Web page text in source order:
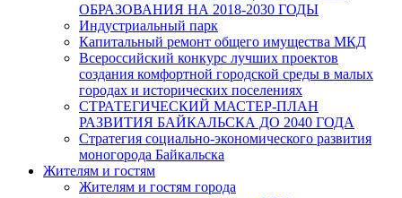
ОБРАЗОВАНИЯ НА 2018-2030 ГОДЫ
Индустриальный парк
Капитальный ремонт общего имущества МКД
Всероссийский конкурс лучших проектов
создания комфортной городской среды в малых
городах и исторических поселениях
СТРАТЕГИЧЕСКИЙ МАСТЕР-ПЛАН
РАЗВИТИЯ БАЙКАЛЬСКА ДО 2040 ГОДА
Стратегия социально-экономического развития
моногорода Байкальска
Жителям и гостям
Жителям и гостям города